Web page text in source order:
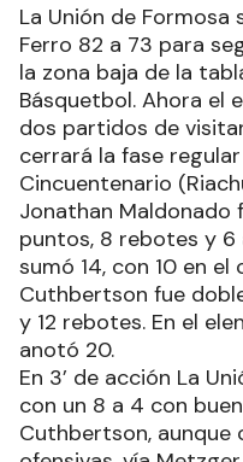
La Unión de
Ferro 82 a 73 para
la zona baja de la
Básquetbol. Ahora el
dos partidos de
cerrará la fase
Cincuentenario
Jonathan Maldonado
puntos, 8 rebotes y 6
sumó 14, con 10 en
Cuthbertson fue
y 12 rebotes. En el
anotó 20.
En 3’ de acción La
con un 8 a 4 con
Cuthbertson, aunque